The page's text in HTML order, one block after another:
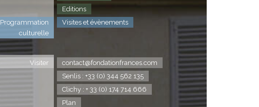
Editions
Programmation
culturelle
Visites et évènements
Visiter
contact@fondationfrances.com
Senlis : +33 (0) 344 562 135
Clichy : + 33 (0) 174 714 666
Plan